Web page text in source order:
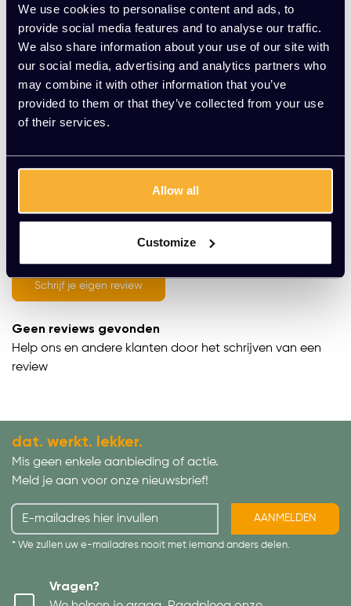
We use cookies to personalise content and ads, to
provide social media features and to analyse our traffic.
We also share information about your use of our site with
our social media, advertising and analytics partners who
may combine it with other information that you’ve
provided to them or that they’ve collected from your use
of their services.
Allow all
Customize
Toevoegen aan winkelwagen
Vraag jouw persoonlijke aanbieding aan
Gratis montage
Vrijblijvende offerte
Productomschrijving
Wat onze klanten zeggen
average of 0 review(s)
Schrijf je eigen review
Geen reviews gevonden
Help ons en andere klanten door het schrijven van een
review
dat. werkt. lekker.
Mis geen enkele aanbieding of actie.
Meld je aan voor onze nieuwsbrief!
AANMELDEN
* We zullen uw e-mailadres nooit met iemand anders delen.
Vragen?